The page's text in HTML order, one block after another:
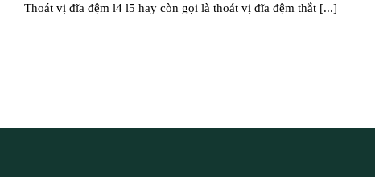
Thoát vị đĩa đệm l4 l5 hay còn gọi là thoát vị đĩa đệm thắt [...]